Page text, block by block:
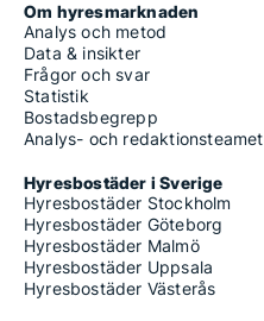
Om hyresmarknaden
Analys och metod
Data & insikter
Frågor och svar
Statistik
Bostadsbegrepp
Analys- och redaktionsteamet
Hyresbostäder i Sverige
Hyresbostäder Stockholm
Hyresbostäder Göteborg
Hyresbostäder Malmö
Hyresbostäder Uppsala
Hyresbostäder Västerås